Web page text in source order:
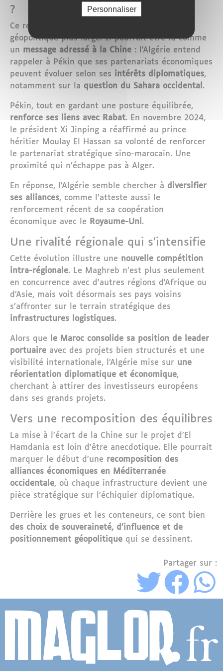
?
Ce revirement s’inscrit dans un contexte
géopolitique plus large. Il pourrait être lu comme
un message adressé à la Chine : l’Algérie entend
rappeler à Pékin que ses partenariats économiques
peuvent évoluer selon ses intérêts diplomatiques,
notamment sur la question du Sahara occidental.
Pékin, tout en gardant une posture équilibrée,
renforce ses liens avec Rabat. En novembre 2024,
le président Xi Jinping a réaffirmé au prince
héritier Moulay El Hassan sa volonté de renforcer
le partenariat stratégique sino-marocain. Une
proximité qui n’échappe pas à Alger.
En réponse, l’Algérie semble chercher à diversifier
ses alliances, comme l’atteste aussi le
renforcement récent de sa coopération
économique avec le Royaume-Uni.
Une rivalité régionale qui s’intensifie
Cette évolution illustre une nouvelle compétition
intra-régionale. Le Maghreb n’est plus seulement
en concurrence avec d'autres régions d'Afrique ou
d’Asie, mais voit désormais ses pays voisins
s’affronter sur le terrain stratégique des
infrastructures logistiques.
Alors que le Maroc consolide sa position de leader
portuaire avec des projets bien structurés et une
visibilité internationale, l’Algérie mise sur une
réorientation diplomatique et économique,
cherchant à attirer des investisseurs européens
dans ses grands projets.
Vers une recomposition des équilibres
La mise à l’écart de la Chine sur le projet d’El
Hamdania est loin d’être anecdotique. Elle pourrait
marquer le début d’une recomposition des
alliances économiques en Méditerranée
occidentale, où chaque infrastructure devient une
pièce stratégique sur l’échiquier diplomatique.
Derrière les grues et les conteneurs, ce sont bien
des choix de souveraineté, d’influence et de
positionnement géopolitique qui se dessinent.
Partager sur :
Personnaliser